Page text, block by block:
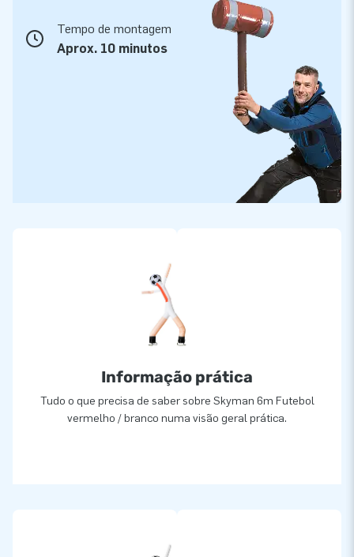
Tempo de montagem
Aprox. 10 minutos
Informação prática
Tudo o que precisa de saber sobre Skyman 6m Futebol
vermelho / branco numa visão geral prática.